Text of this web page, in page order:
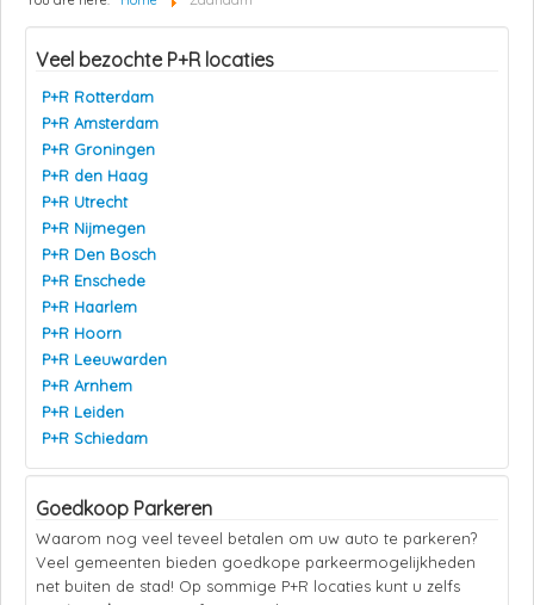
Veel bezochte P+R locaties
P+R Rotterdam
P+R Amsterdam
P+R Groningen
P+R den Haag
P+R Utrecht
P+R Nijmegen
P+R Den Bosch
P+R Enschede
P+R Haarlem
P+R Hoorn
P+R Leeuwarden
P+R Arnhem
P+R Leiden
P+R Schiedam
Goedkoop Parkeren
Waarom nog veel teveel betalen om uw auto te parkeren?
Veel gemeenten bieden goedkope parkeermogelijkheden
net buiten de stad! Op sommige P+R locaties kunt u zelfs